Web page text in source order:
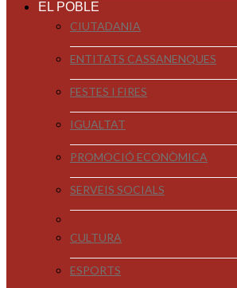
EL POBLE
CIUTADANIA
ENTITATS CASSANENQUES
FESTES I FIRES
IGUALTAT
PROMOCIÓ ECONÒMICA
SERVEIS SOCIALS
CULTURA
ESPORTS